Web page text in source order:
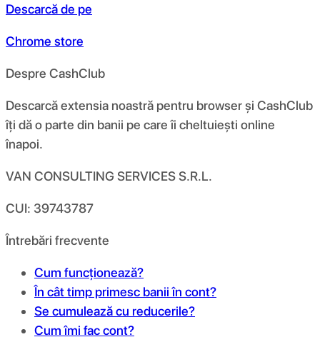
Descarcă de pe
Chrome store
Despre CashClub
Descarcă extensia noastră pentru browser și CashClub
îți dă o parte din banii pe care îi cheltuiești online
înapoi.
VAN CONSULTING SERVICES S.R.L.
CUI: 39743787
Întrebări frecvente
Cum funcționează?
În cât timp primesc banii în cont?
Se cumulează cu reducerile?
Cum îmi fac cont?